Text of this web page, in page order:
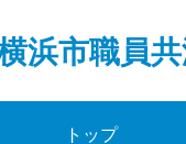
浜市職員
トップ